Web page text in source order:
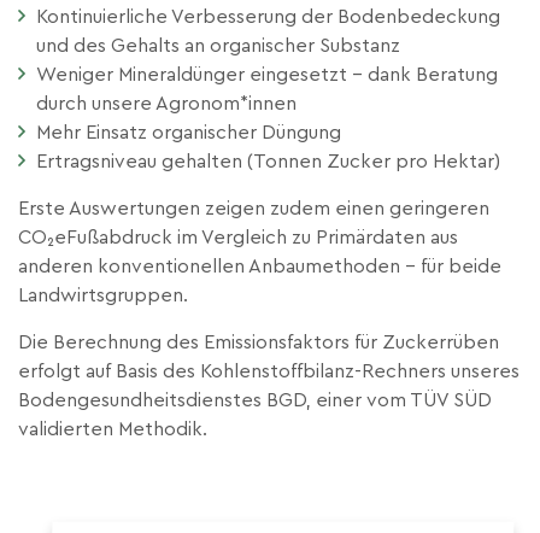
Kontinuierliche Verbesserung der Bodenbedeckung
und des Gehalts an organischer Substanz
Weniger Mineraldünger eingesetzt – dank Beratung
durch unsere Agronom*innen
Mehr Einsatz organischer Düngung
Ertragsniveau gehalten (Tonnen Zucker pro Hektar)
Erste Auswertungen zeigen zudem einen geringeren
CO₂eFußabdruck im Vergleich zu Primärdaten aus
anderen konventionellen Anbaumethoden – für beide
Landwirtsgruppen.
Die Berechnung des Emissionsfaktors für Zuckerrüben
erfolgt auf Basis des Kohlenstoffbilanz-Rechners unseres
Bodengesundheitsdienstes BGD, einer vom TÜV SÜD
validierten Methodik.